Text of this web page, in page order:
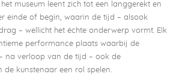
museum leent zich tot een langgerekt en
einde of begin, waarin de tijd – alsook
– wellicht het échte onderwerp vormt. Elk
performance plaats waarbij de
na verloop van de tijd – ook de
de kunstenaar een rol spelen.